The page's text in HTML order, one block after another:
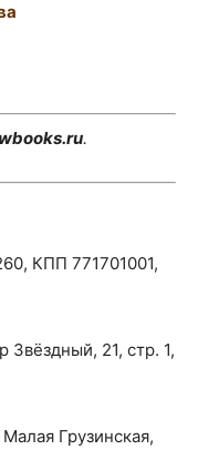
.
КПП 771701001,
Звёзд­ный, 21, стр. 1,
Гру­зин­ская,